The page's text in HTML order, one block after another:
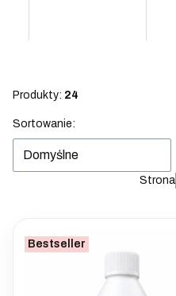
Produkty: 24
Lista produktów
Sortowanie:
Domyślne
Strona
Bestseller